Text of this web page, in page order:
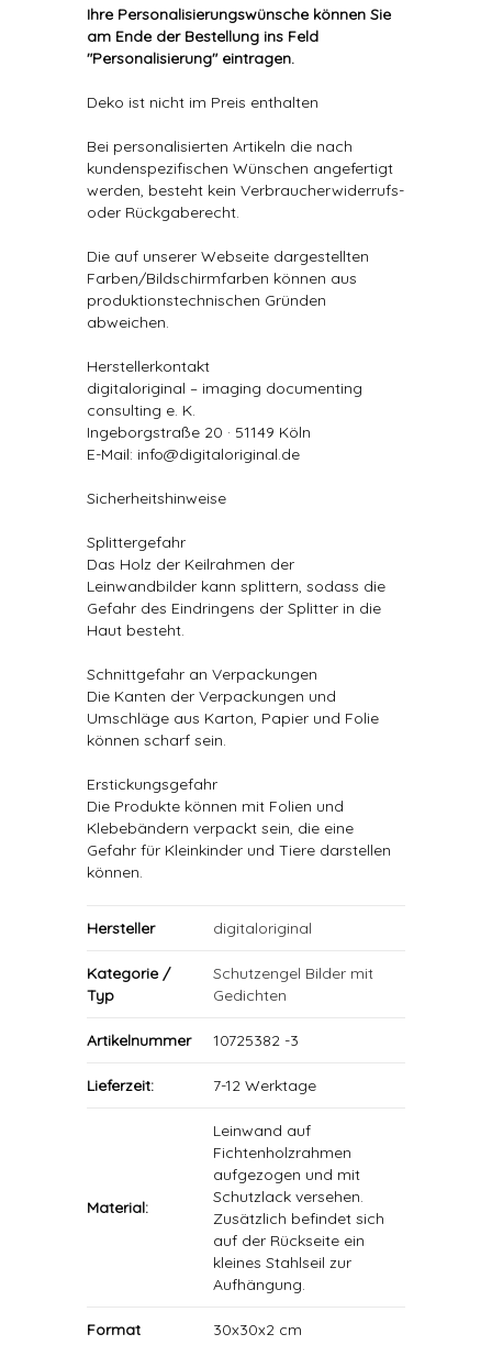
Ihre Personalisierungswünsche können Sie
am Ende der Bestellung ins Feld
"Personalisierung" eintragen.
Deko ist nicht im Preis enthalten
Bei personalisierten Artikeln die nach
kundenspezifischen Wünschen angefertigt
werden, besteht kein Verbraucherwiderrufs-
oder Rückgaberecht.
Die auf unserer Webseite dargestellten
Farben/Bildschirmfarben können aus
produktionstechnischen Gründen
abweichen.
Herstellerkontakt
digitaloriginal – imaging documenting
consulting e. K.
Ingeborgstraße 20 · 51149 Köln
E-Mail: info@digitaloriginal.de
Sicherheitshinweise
Splittergefahr
Das Holz der Keilrahmen der
Leinwandbilder kann splittern, sodass die
Gefahr des Eindringens der Splitter in die
Haut besteht.
Schnittgefahr an Verpackungen
Die Kanten der Verpackungen und
Umschläge aus Karton, Papier und Folie
können scharf sein.
Erstickungsgefahr
Die Produkte können mit Folien und
Klebebändern verpackt sein, die eine
Gefahr für Kleinkinder und Tiere darstellen
können.
Hersteller digitaloriginal
Kategorie /
Typ
Schutzengel Bilder mit
Gedichten
Artikelnummer 10725382 -3
Lieferzeit: 7-12 Werktage
Material:
Leinwand auf
Fichtenholzrahmen
aufgezogen und mit
Schutzlack versehen.
Zusätzlich befindet sich
auf der Rückseite ein
kleines Stahlseil zur
Aufhängung.
Format 30x30x2 cm